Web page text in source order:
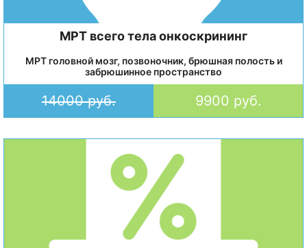
МРТ всего тела онкоскрининг
МРТ головной мозг, позвоночник, брюшная полость и
забрюшинное пространство
14000 руб. 9900 руб.